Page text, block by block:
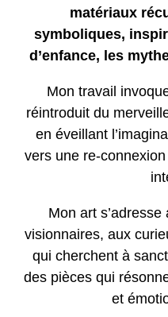
matériaux
symboliques,
d’enfance, les
Mon travail
réintroduit du
en éveillant
vers une re-
Mon art
visionnaires, aux
qui cherchent à
des pièces qui
et